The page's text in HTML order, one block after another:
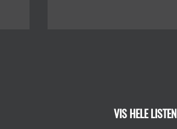
VIS HELE LISTEN